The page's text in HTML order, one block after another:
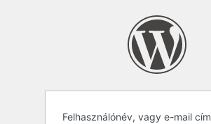
Felhasználónév, vagy e-mail cím